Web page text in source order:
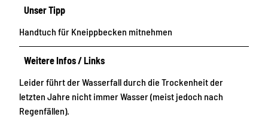
Unser Tipp
Handtuch für Kneippbecken mitnehmen
Weitere Infos / Links
Leider führt der Wasserfall durch die Trockenheit der
letzten Jahre nicht immer Wasser (meist jedoch nach
Regenfällen).